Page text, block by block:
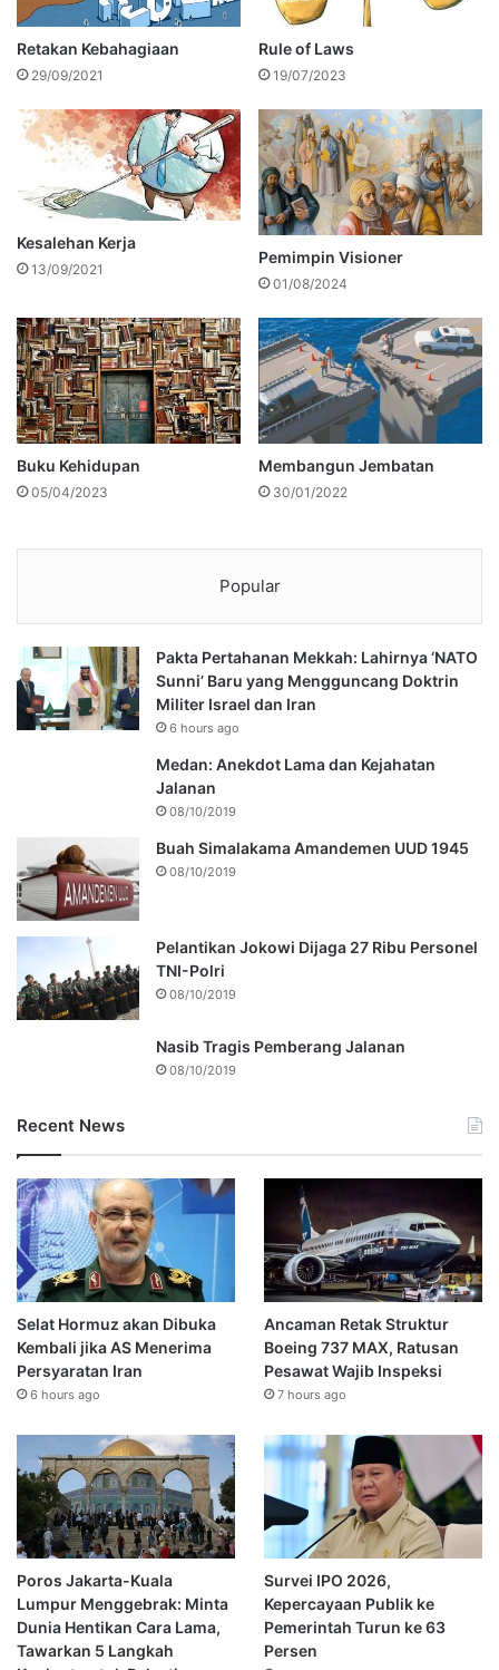
Retakan Kebahagiaan
29/09/2021
Rule of Laws
19/07/2023
Kesalehan Kerja
13/09/2021
Pemimpin Visioner
01/08/2024
Buku Kehidupan
05/04/2023
Membangun Jembatan
30/01/2022
Popular
Pakta Pertahanan Mekkah: Lahirnya ‘NATO
Sunni’ Baru yang Mengguncang Doktrin
Militer Israel dan Iran
6 hours ago
Medan: Anekdot Lama dan Kejahatan
Jalanan
08/10/2019
Buah Simalakama Amandemen UUD 1945
08/10/2019
Pelantikan Jokowi Dijaga 27 Ribu Personel
TNI-Polri
08/10/2019
Nasib Tragis Pemberang Jalanan
08/10/2019
Recent News
Selat Hormuz akan Dibuka
Kembali jika AS Menerima
Persyaratan Iran
6 hours ago
Ancaman Retak Struktur
Boeing 737 MAX, Ratusan
Pesawat Wajib Inspeksi
7 hours ago
Poros Jakarta-Kuala
Lumpur Menggebrak: Minta
Dunia Hentikan Cara Lama,
Tawarkan 5 Langkah
Survei IPO 2026,
Kepercayaan Publik ke
Pemerintah Turun ke 63
Persen